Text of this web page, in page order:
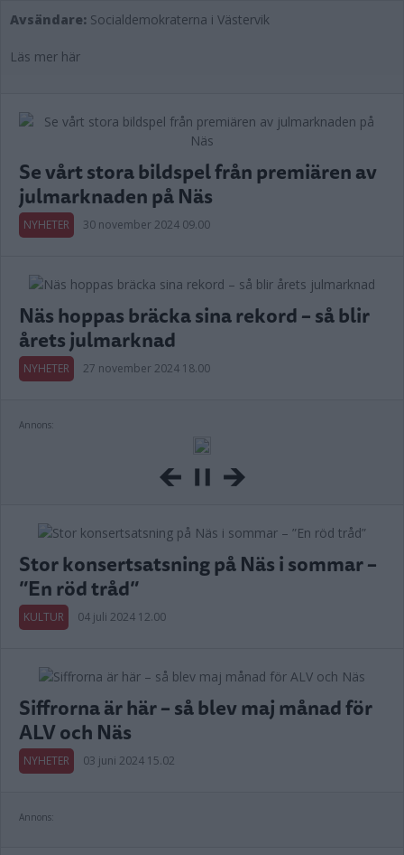
Avsändare: Socialdemokraterna i Västervik
Läs mer här
Se vårt stora bildspel från premiären av
julmarknaden på Näs
NYHETER 30 november 2024 09.00
Näs hoppas bräcka sina rekord – så blir
årets julmarknad
NYHETER 27 november 2024 18.00
Annons:
Stor konsertsatsning på Näs i sommar –
”En röd tråd”
KULTUR 04 juli 2024 12.00
Siffrorna är här – så blev maj månad för
ALV och Näs
NYHETER 03 juni 2024 15.02
Annons: